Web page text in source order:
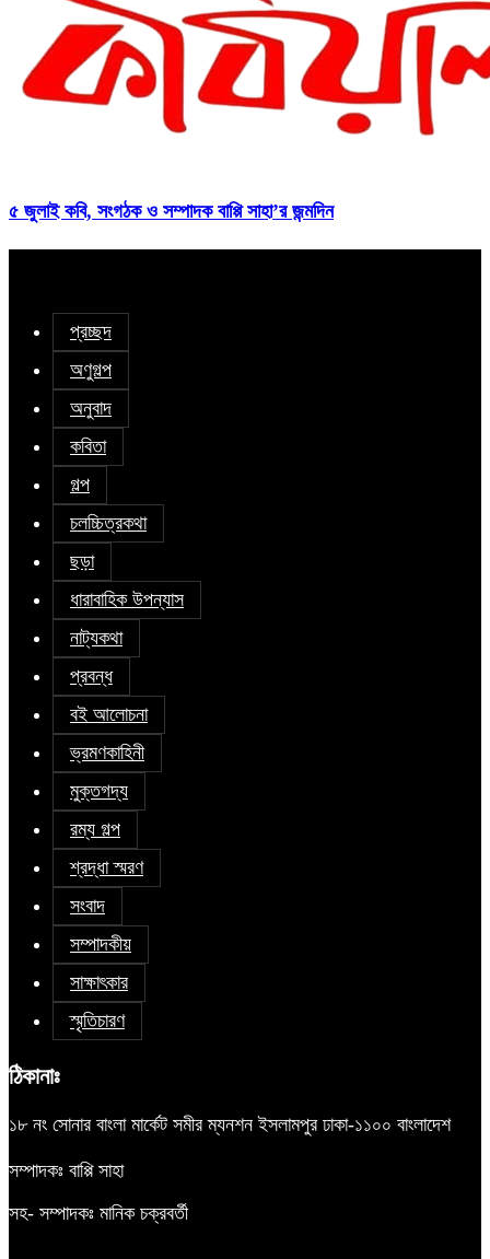
৫ জুলাই কবি, সংগঠক ও সম্পাদক বাপ্পি সাহা’র জন্মদিন
প্রচ্ছদ
অণুগল্প
অনুবাদ
কবিতা
গল্প
চলচ্চিত্রকথা
ছড়া
ধারাবাহিক উপন্যাস
নাট্যকথা
প্রবন্ধ
বই আলোচনা
ভ্রমণকাহিনী
মুক্তগদ্য
রম্য গল্প
শ্রদ্ধা স্মরণ
সংবাদ
সম্পাদকীয়
সাক্ষাৎকার
স্মৃতিচারণ
ঠিকানাঃ
১৮ নং সোনার বাংলা মার্কেট সমীর ম্যনশন ইসলামপুর ঢাকা-১১০০ বাংলাদেশ
সম্পাদকঃ বাপ্পি সাহা
সহ- সম্পাদকঃ মানিক চক্রবর্তী